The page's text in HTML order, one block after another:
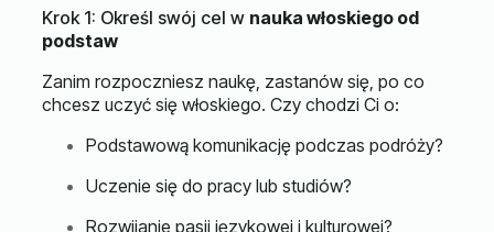
Krok 1: Określ swój cel w nauka włoskiego od
podstaw
Zanim rozpoczniesz naukę, zastanów się, po co
chcesz uczyć się włoskiego. Czy chodzi Ci o:
Podstawową komunikację podczas podróży?
Uczenie się do pracy lub studiów?
Rozwijanie pasji językowej i kulturowej?